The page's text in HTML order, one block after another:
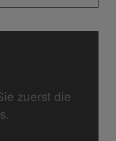
zuerst die